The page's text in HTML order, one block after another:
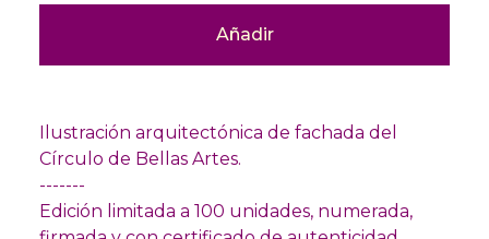
Añadir
Ilustración arquitectónica de fachada del
Círculo de Bellas Artes.
-------
Edición limitada a 100 unidades, numerada,